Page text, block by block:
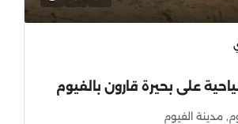
على بحيرة قارون بالفيوم
مدينة الفيوم